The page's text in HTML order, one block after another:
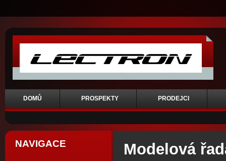
DOMŮ PROSPEKTY PRODEJCI
NAVIGACE Modelová